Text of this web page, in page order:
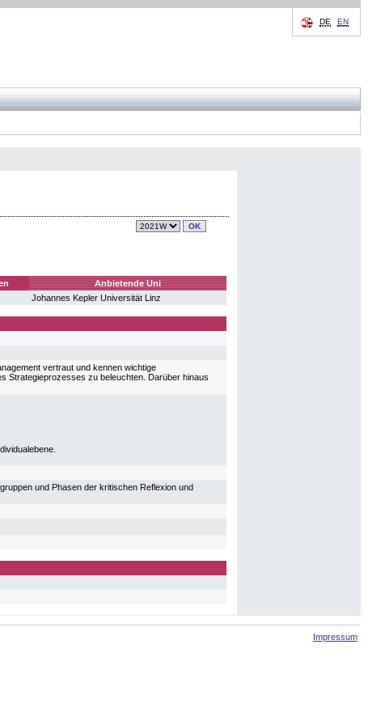
DE EN
Anbietende Uni
Johannes Kepler Universität Linz
vertraut und kennen wichtige
Strategieprozesses zu beleuchten. Darüber hinaus
und Phasen der kritischen Reflexion und
Impressum